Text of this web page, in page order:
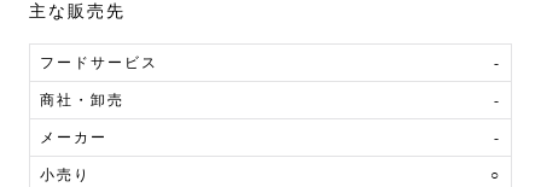
主な販売先
フードサービス -
商社・卸売 -
メーカー -
小売り ○